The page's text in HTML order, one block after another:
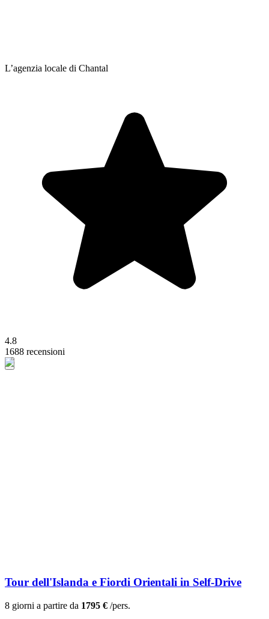
L’agenzia locale di Chantal
4.8
1688 recensioni
Tour dell'Islanda e Fiordi Orientali in Self-Drive
8 giorni a partire da 1795 € /pers.